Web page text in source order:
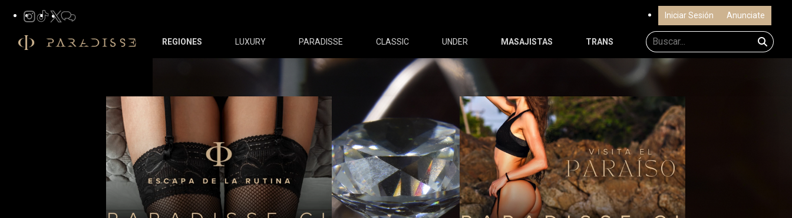
Iniciar Sesión Anunciate
REGIONES LUXURY PARADISSE CLASSIC UNDER MASAJISTAS TRANS